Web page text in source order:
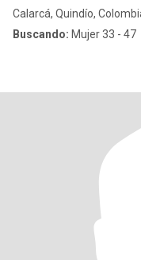
Calarcá, Quindío,
Buscando: Mujer 33 - 47